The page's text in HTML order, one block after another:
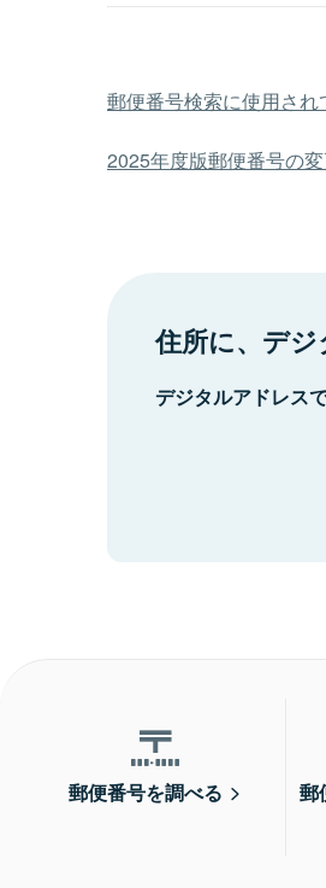
郵便番号検索に使用さ
2025年度版郵便番号の
住所に、デジ
デジタルアドレス
郵便番号を調べる
郵